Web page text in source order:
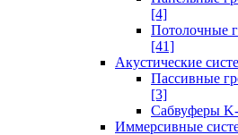
[4]
Потолочные
[41]
Акустические
Пассивные
[3]
Сабвуферы
Иммерсивные